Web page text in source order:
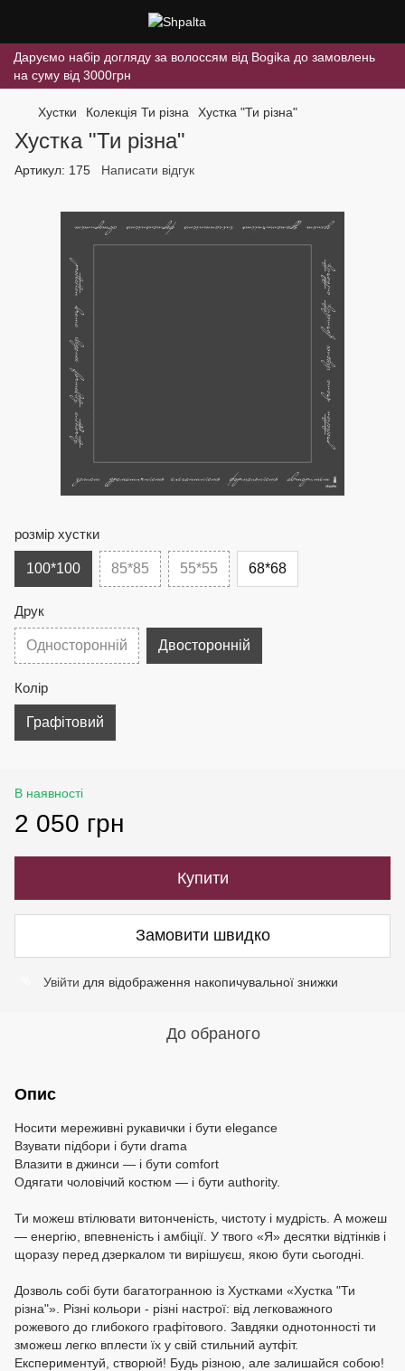
Даруємо набір догляду за волоссям від Bogika до замовлень
на суму від 3000грн
Хустки Колекція Ти різна Хустка "Ти різна"
Хустка "Ти різна"
Артикул: 175 Написати відгук
розмір хустки
100*100 85*85 55*55 68*68
Друк
Односторонній Двосторонній
Колір
Графітовий
В наявності
2 050 грн
Купити
Замовити швидко
Увійти для відображення накопичувальної знижки
До обраного
Опис
Носити мереживні рукавички і бути elegance
Взувати підбори і бути drama
Влазити в джинси — і бути comfort
Одягати чоловічий костюм — і бути authority.
Ти можеш втілювати витонченість, чистоту і мудрість. А можеш
— енергію, впевненість і амбіції. У твого «Я» десятки відтінків і
щоразу перед дзеркалом ти вирішуєш, якою бути сьогодні.
Дозволь собі бути багатогранною із Хустками «Хустка "Ти
різна"». Різні кольори - різні настрої: від легковажного
рожевого до глибокого графітового. Завдяки однотонності ти
зможеш легко вплести їх у свій стильний аутфіт.
Експериментуй, створюй! Будь різною, але залишайся собою!